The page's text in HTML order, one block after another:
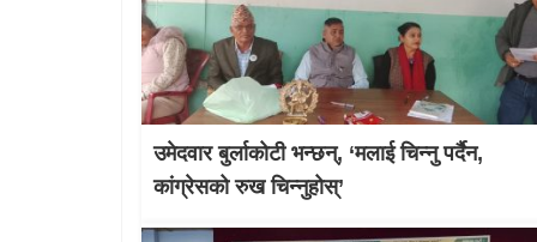
उमेदवार बुर्लाकोटी भन्छन्, ‘मलाई चिन्नु पर्दैन,
कांग्रेसको रुख चिन्नुहोस्’